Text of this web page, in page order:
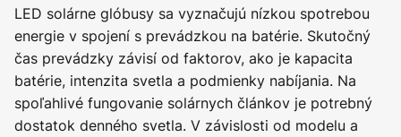
LED solárne glóbusy sa vyznačujú nízkou spotrebou
energie v spojení s prevádzkou na batérie. Skutočný
čas prevádzky závisí od faktorov, ako je kapacita
batérie, intenzita svetla a podmienky nabíjania. Na
spoľahlivé fungovanie solárnych článkov je potrebný
dostatok denného svetla. V závislosti od modelu a